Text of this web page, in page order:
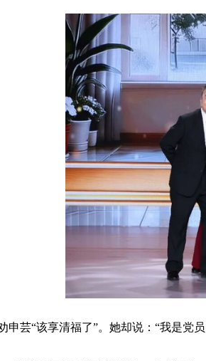
申芸“该享清福了”。她却说：“我是党